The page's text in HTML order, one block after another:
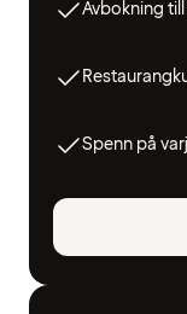
Avbokning
Spenn på